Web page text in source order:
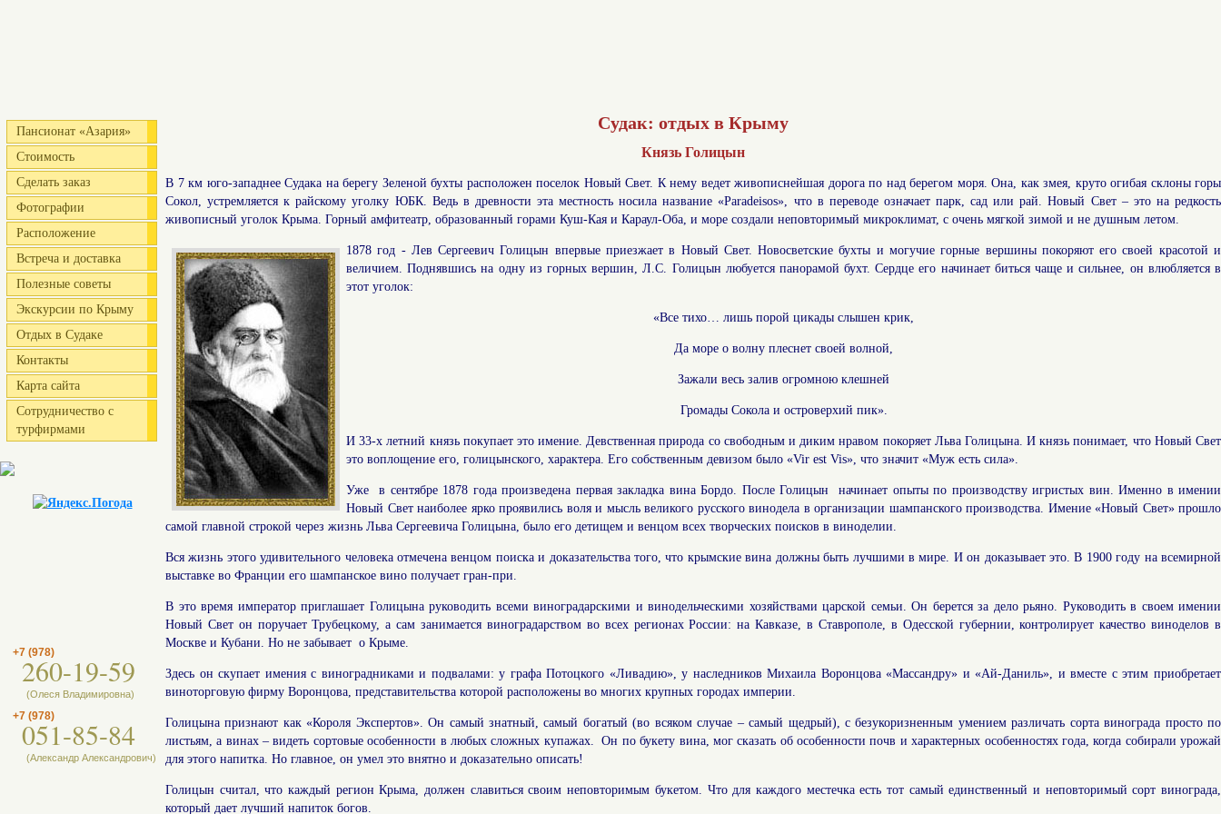
Судак: отдых в Крыму
Князь Голицын
В 7 км юго-западнее Судака на берегу Зеленой бухты расположен поселок Новый Свет. К нему ведет живописнейшая дорога по над берегом моря. Она, как змея, круто огибая склоны горы
Сокол, устремляется к райскому уголку ЮБК. Ведь в древности эта местность носила название «Paradeisos», что в переводе означает парк, сад или рай. Новый Свет – это на редкость
живописный уголок Крыма. Горный амфитеатр, образованный горами Куш-Кая и Караул-Оба, и море создали неповторимый микроклимат, с очень мягкой зимой и не душным летом.
1878 год - Лев Сергеевич Голицын впервые приезжает в Новый Свет. Новосветские бухты и могучие горные вершины покоряют его своей красотой и
величием. Поднявшись на одну из горных вершин, Л.С. Голицын любуется панорамой бухт. Сердце его начинает биться чаще и сильнее, он влюбляется в
этот уголок:
«Все тихо… лишь порой цикады слышен крик,
Да море о волну плеснет своей волной,
Зажали весь залив огромною клешней
Громады Сокола и островерхий пик».
И 33-х летний князь покупает это имение. Девственная природа со свободным и диким нравом покоряет Льва Голицына. И князь понимает, что Новый Свет
это воплощение его, голицынского, характера. Его собственным девизом было «Vir est Vis», что значит «Муж есть сила».
Уже в сентябре 1878 года произведена первая закладка вина Бордо. После Голицын начинает опыты по производству игристых вин. Именно в имении
Новый Свет наиболее ярко проявились воля и мысль великого русского винодела в организации шампанского производства. Имение «Новый Свет» прошло
самой главной строкой через жизнь Льва Сергеевича Голицына, было его детищем и венцом всех творческих поисков в виноделии.
Вся жизнь этого удивительного человека отмечена венцом поиска и доказательства того, что крымские вина должны быть лучшими в мире. И он доказывает это. В 1900 году на всемирной
выставке во Франции его шампанское вино получает гран-при.
В это время император приглашает Голицына руководить всеми виноградарскими и винодельческими хозяйствами царской семьи. Он берется за дело рьяно. Руководить в своем имении
Новый Свет он поручает Трубецкому, а сам занимается виноградарством во всех регионах России: на Кавказе, в Ставрополе, в Одесской губернии, контролирует качество виноделов в
Москве и Кубани. Но не забывает о Крыме.
Здесь он скупает имения с виноградниками и подвалами: у графа Потоцкого «Ливадию», у наследников Михаила Воронцова «Массандру» и «Ай-Даниль», и вместе с этим приобретает
виноторговую фирму Воронцова, представительства которой расположены во многих крупных городах империи.
Голицына признают как «Короля Экспертов». Он самый знатный, самый богатый (во всяком случае – самый щедрый), с безукоризненным умением различать сорта винограда просто по
листьям, а винах – видеть сортовые особенности в любых сложных купажах. Он по букету вина, мог сказать об особенности почв и характерных особенностях года, когда собирали урожай
для этого напитка. Но главное, он умел это внятно и доказательно описать!
Голицын считал, что каждый регион Крыма, должен славиться своим неповторимым букетом. Что для каждого местечка есть тот самый единственный и неповторимый сорт винограда,
который дает лучший напиток богов.
Пансионат «Азария»
Стоимость
Сделать заказ
Фотографии
Расположение
Встреча и доставка
Полезные советы
Экскурсии по Крыму
Отдых в Судаке
Контакты
Карта сайта
Сотрудничество с
турфирмами
+7 (978)
260-19-59
(Олеся Владимировна)
+7 (978)
051-85-84
(Александр Александрович)